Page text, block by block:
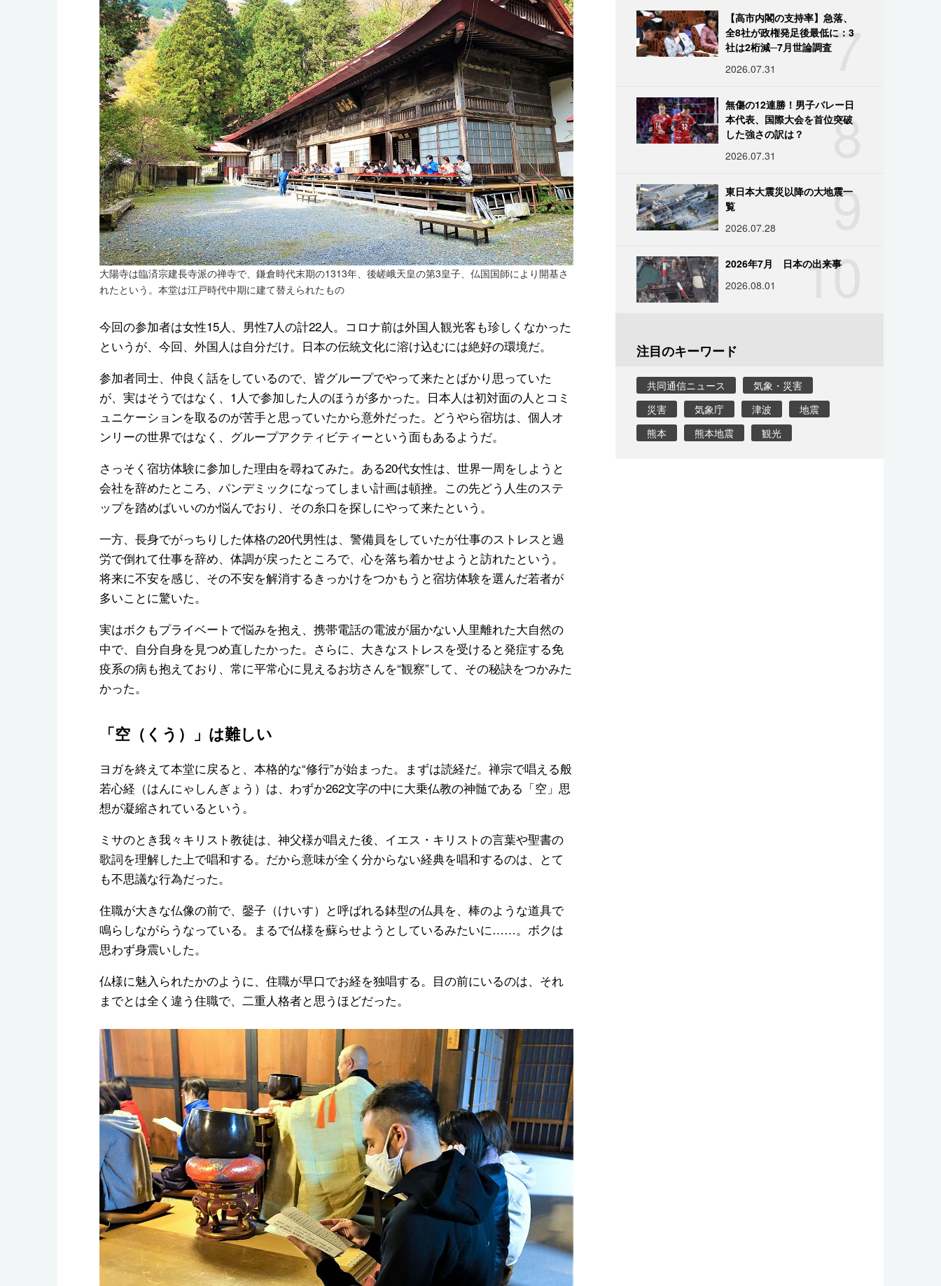
大陽寺は臨済宗建長寺派の禅寺で、鎌倉時代末期の1313年、後嵯峨天皇の第3皇子、仏国国師により開基さ
れたという。本堂は江戸時代中期に建て替えられたもの
今回の参加者は女性15人、男性7人の計22人。コロナ前は外国人観光客も珍しくなかった
というが、今回、外国人は自分だけ。日本の伝統文化に溶け込むには絶好の環境だ。
参加者同士、仲良く話をしているので、皆グループでやって来たとばかり思っていた
が、実はそうではなく、1人で参加した人のほうが多かった。日本人は初対面の人とコミ
ュニケーションを取るのが苦手と思っていたから意外だった。どうやら宿坊は、個人オ
ンリーの世界ではなく、グループアクティビティーという面もあるようだ。
さっそく宿坊体験に参加した理由を尋ねてみた。ある20代女性は、世界一周をしようと
会社を辞めたところ、パンデミックになってしまい計画は頓挫。この先どう人生のステ
ップを踏めばいいのか悩んでおり、その糸口を探しにやって来たという。
一方、長身でがっちりした体格の20代男性は、警備員をしていたが仕事のストレスと過
労で倒れて仕事を辞め、体調が戻ったところで、心を落ち着かせようと訪れたという。
将来に不安を感じ、その不安を解消するきっかけをつかもうと宿坊体験を選んだ若者が
多いことに驚いた。
実はボクもプライベートで悩みを抱え、携帯電話の電波が届かない人里離れた大自然の
中で、自分自身を見つめ直したかった。さらに、大きなストレスを受けると発症する免
疫系の病も抱えており、常に平常心に見えるお坊さんを“観察”して、その秘訣をつかみた
かった。
「空（くう）」は難しい
ヨガを終えて本堂に戻ると、本格的な“修行”が始まった。まずは読経だ。禅宗で唱える般
若心経（はんにゃしんぎょう）は、わずか262文字の中に大乗仏教の神髄である「空」思
想が凝縮されているという。
ミサのとき我々キリスト教徒は、神父様が唱えた後、イエス・キリストの言葉や聖書の
歌詞を理解した上で唱和する。だから意味が全く分からない経典を唱和するのは、とて
も不思議な行為だった。
住職が大きな仏像の前で、鏧子（けいす）と呼ばれる鉢型の仏具を、棒のような道具で
鳴らしながらうなっている。まるで仏様を蘇らせようとしているみたいに……。ボクは
思わず身震いした。
仏様に魅入られたかのように、住職が早口でお経を独唱する。目の前にいるのは、それ
までとは全く違う住職で、二重人格者と思うほどだった。
7
【高市内閣の支持率】急落、
全8社が政権発足後最低に：3
社は2桁減─7月世論調査
2026.07.31
8
無傷の12連勝！男子バレー日
本代表、国際大会を首位突破
した強さの訳は？
2026.07.31
9
東日本大震災以降の大地震一
覧
2026.07.28
10
2026年7月 日本の出来事
2026.08.01
注目のキーワード
共同通信ニュース
気象・災害
災害
気象庁 津波
地震
熊本
熊本地震 観光